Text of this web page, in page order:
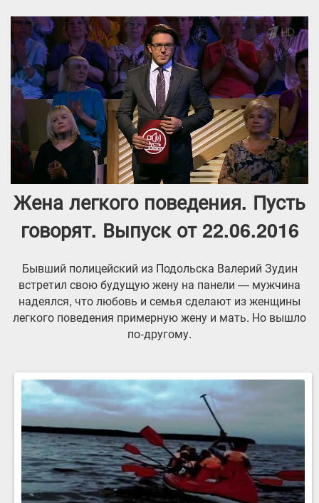
Жена легкого поведения. Пусть
говорят. Выпуск от 22.06.2016
Бывший полицейский из Подольска Валерий Зудин
встретил свою будущую жену на панели — мужчина
надеялся, что любовь и семья сделают из женщины
легкого поведения примерную жену и мать. Но вышло
по-другому.